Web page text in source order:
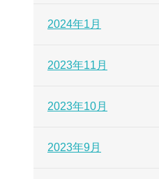
2024年1月
2023年11月
2023年10月
2023年9月